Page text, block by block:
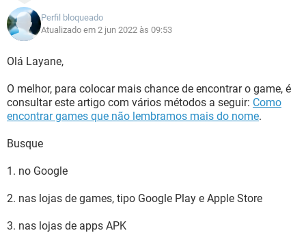
Perfil bloqueado
Atualizado em 2 jun 2022 às 09:53
Olá Layane,
O melhor, para colocar mais chance de encontrar o game, é
consultar este artigo com vários métodos a seguir: Como
encontrar games que não lembramos mais do nome.
Busque
1. no Google
2. nas lojas de games, tipo Google Play e Apple Store
3. nas lojas de apps APK